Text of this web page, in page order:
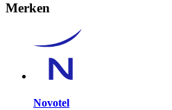
Merken
Novotel